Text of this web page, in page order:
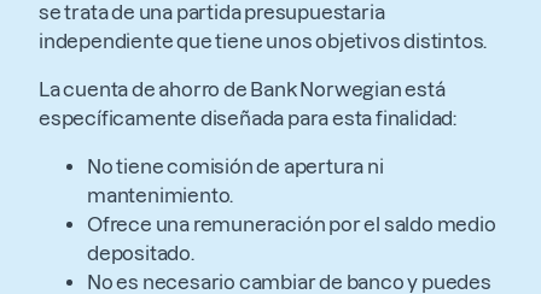
se trata de una partida presupuestaria
independiente que tiene unos objetivos distintos.
La cuenta de ahorro de Bank Norwegian está
específicamente diseñada para esta finalidad:
No tiene comisión de apertura ni
mantenimiento.
Ofrece una remuneración por el saldo medio
depositado.
No es necesario cambiar de banco y puedes